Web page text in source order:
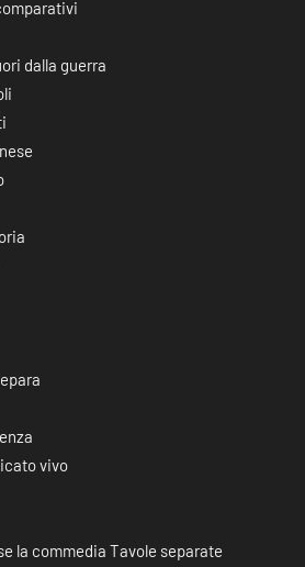
dalla guerra
vivo
la commedia Tavole separate